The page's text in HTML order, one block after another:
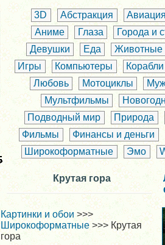
3D Абстракция
Аниме
Глаза
Города и
Девушки
Еда
Животные
Игры
Компьютеры
Корабли
Любовь
Мотоциклы
Мультфильмы
Подводный мир
Природа
Фильмы
Финансы и деньги
Широкоформатные
Эмо
Крутая гора
Картинки и обои >>>
Широкоформатные>>> Крутая
гора